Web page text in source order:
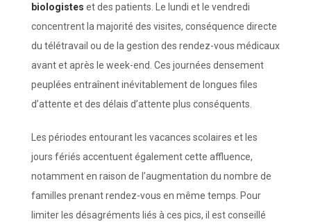
biologistes et des patients. Le lundi et le vendredi
concentrent la majorité des visites, conséquence directe
du télétravail ou de la gestion des rendez-vous médicaux
avant et après le week-end. Ces journées densement
peuplées entraînent inévitablement de longues files
d’attente et des délais d’attente plus conséquents.
Les périodes entourant les vacances scolaires et les
jours fériés accentuent également cette affluence,
notamment en raison de l’augmentation du nombre de
familles prenant rendez-vous en même temps. Pour
limiter les désagréments liés à ces pics, il est conseillé